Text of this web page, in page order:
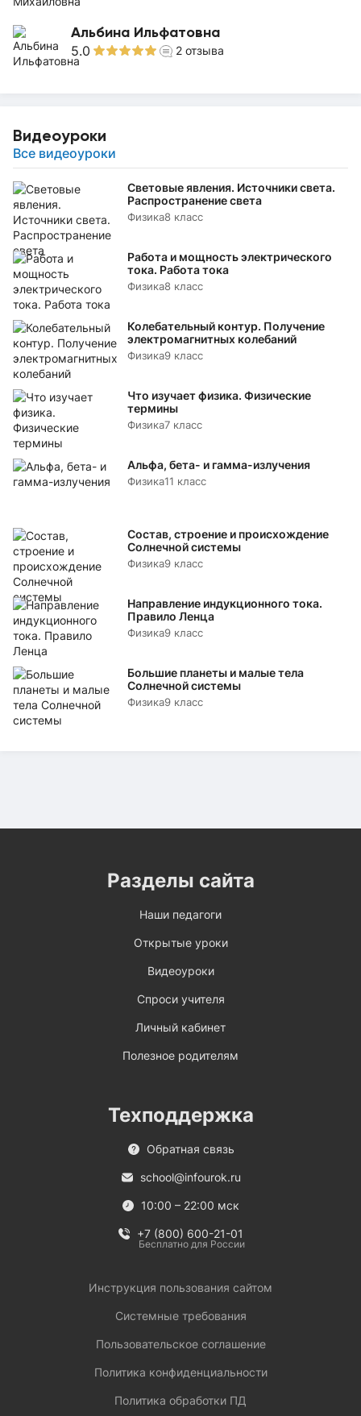
Альбина Ильфатовна
5.0 2 отзыва
Видеоуроки
Все видеоуроки
Световые явления. Источники света.
Распространение света
Физика8 класс
Работа и мощность электрического
тока. Работа тока
Физика8 класс
Колебательный контур. Получение
электромагнитных колебаний
Физика9 класс
Что изучает физика. Физические
термины
Физика7 класс
Альфа, бета- и гамма-излучения
Физика11 класс
Состав, строение и происхождение
Солнечной системы
Физика9 класс
Направление индукционного тока.
Правило Ленца
Физика9 класс
Большие планеты и малые тела
Солнечной системы
Физика9 класс
Разделы сайта
Наши педагоги
Открытые уроки
Видеоуроки
Спроси учителя
Личный кабинет
Полезное родителям
Техподдержка
Обратная связь
school@infourok.ru
10:00 – 22:00 мск
+7 (800) 600-21-01
Бесплатно для России
Инструкция пользования сайтом
Системные требования
Пользовательское соглашение
Политика конфиденциальности
Политика обработки ПД